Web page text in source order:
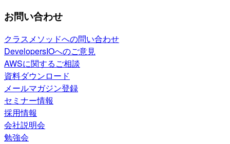
お問い合わせ
クラスメソッドへの問い合わせ
DevelopersIOへのご意見
AWSに関するご相談
資料ダウンロード
メールマガジン登録
セミナー情報
採用情報
会社説明会
勉強会